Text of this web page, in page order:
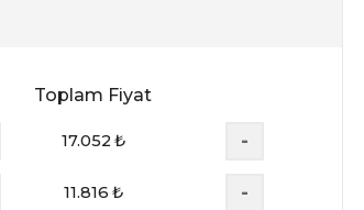
Toplam Fiyat
17.052₺ -
11.816 ₺ -